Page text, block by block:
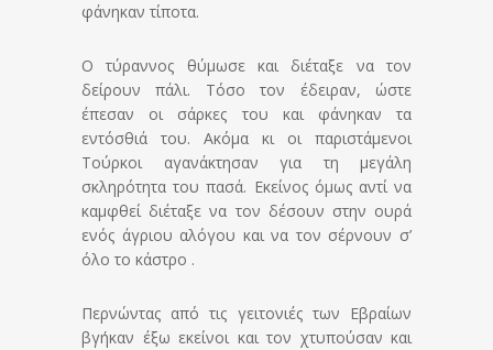
φάνηκαν τίποτα.
Ο τύραννος θύμωσε και διέταξε να τον
δείρουν πάλι. Τόσο τον έδειραν, ώστε
έπεσαν οι σάρκες του και φάνηκαν τα
εντόσθιά του. Ακόμα κι οι παριστάμενοι
Τούρκοι αγανάκτησαν για τη μεγάλη
σκληρότητα του πασά. Εκείνος όμως αντί να
καμφθεί διέταξε να τον δέσουν στην ουρά
ενός άγριου αλόγου και να τον σέρνουν σ’
όλο το κάστρο .
Περνώντας από τις γειτονιές των Εβραίων
βγήκαν έξω εκείνοι και τον χτυπούσαν και